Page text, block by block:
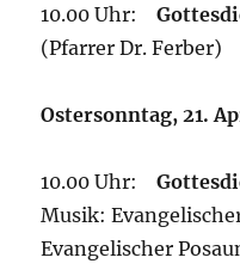
10.00 Uhr:
(Pfarrer Dr. Ferber)
Ostersonntag, 21.
10.00 Uhr:
Musik:
Evangelischer